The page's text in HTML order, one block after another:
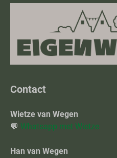
Contact
Wietze van Wegen
💬 Whatsapp met Wietze
Han van Wegen